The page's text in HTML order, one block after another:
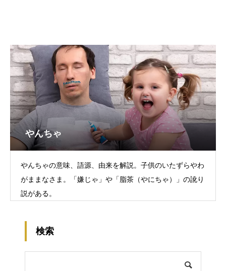
やんちゃ
やんちゃの意味、語源、由来を解説。子供のいたずらやわ
がままなさま。「嫌じゃ」や「脂茶（やにちゃ）」の訛り
説がある。
検索